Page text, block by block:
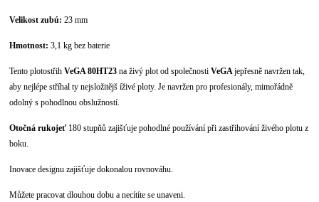
Velikost zubú:23 mm
Hmotnost:3,1 kg bez baterie
Tento plotostřihVeGA 80HT23na živý plot od společnostiVeGAjepřesně navržen tak,
aby nejlépe stříhal ty nejsložitějš íživé ploty. Je navržen pro profesionály, mimořádně
odolný s pohodlnou obslužností.
Otočná rukojeť 180 stupňů zajišťuje pohodlné používání při zastřihování živého plotu z
boku.
Inovace designu zajišťuje dokonalou rovnováhu.
Můžete pracovat dlouhou dobu a necítíte se unaveni.